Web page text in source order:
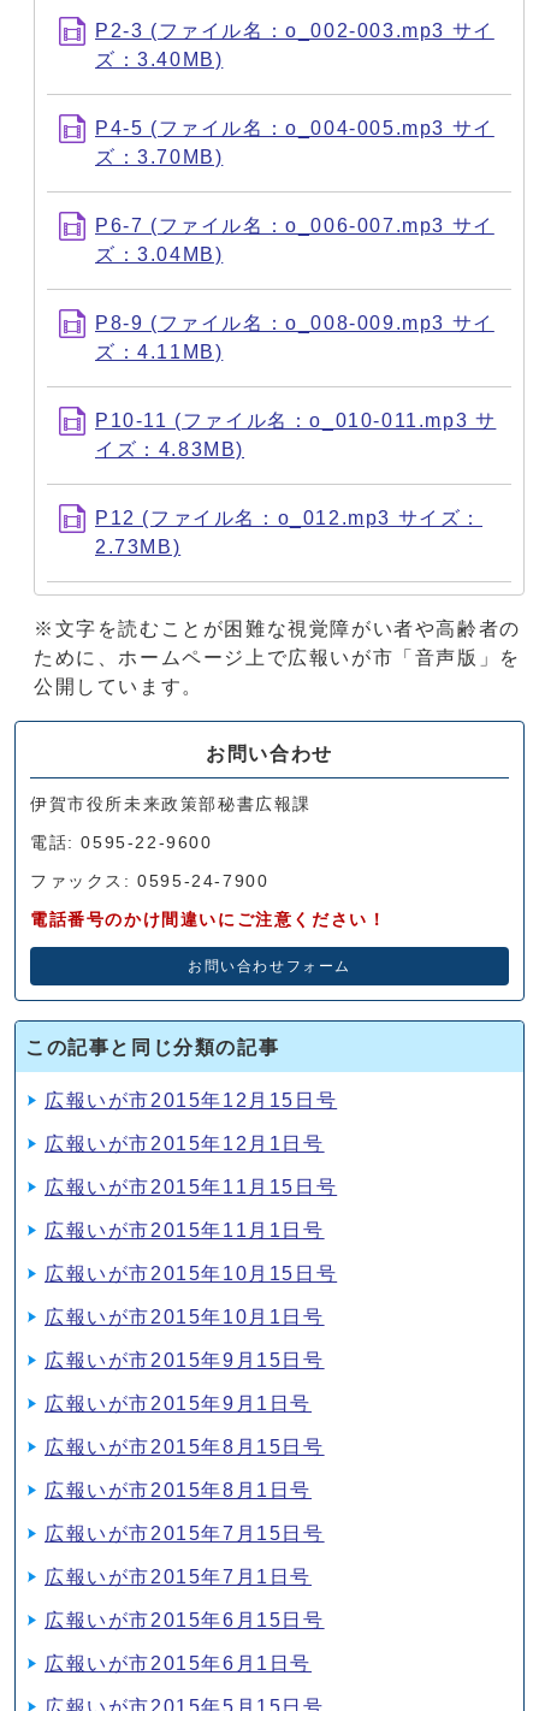
P2-3 (ファイル名：o_002-003.mp3 サイ
ズ：3.40MB)
P4-5 (ファイル名：o_004-005.mp3 サイ
ズ：3.70MB)
P6-7 (ファイル名：o_006-007.mp3 サイ
ズ：3.04MB)
P8-9 (ファイル名：o_008-009.mp3 サイ
ズ：4.11MB)
P10-11 (ファイル名：o_010-011.mp3 サ
イズ：4.83MB)
P12 (ファイル名：o_012.mp3 サイズ：
2.73MB)
※文字を読むことが困難な視覚障がい者や高齢者の
ために、ホームページ上で広報いが市「音声版」を
公開しています。
お問い合わせ
伊賀市役所未来政策部秘書広報課
電話: 0595-22-9600
ファックス: 0595-24-7900
電話番号のかけ間違いにご注意ください！
お問い合わせフォーム
この記事と同じ分類の記事
広報いが市2015年12月15日号
広報いが市2015年12月1日号
広報いが市2015年11月15日号
広報いが市2015年11月1日号
広報いが市2015年10月15日号
広報いが市2015年10月1日号
広報いが市2015年9月15日号
広報いが市2015年9月1日号
広報いが市2015年8月15日号
広報いが市2015年8月1日号
広報いが市2015年7月15日号
広報いが市2015年7月1日号
広報いが市2015年6月15日号
広報いが市2015年6月1日号
広報いが市2015年5月15日号